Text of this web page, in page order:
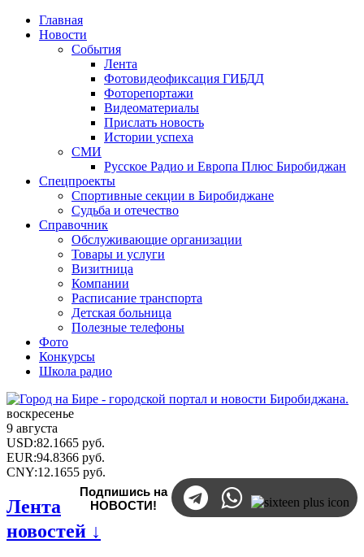
Главная
Новости
События
Лента
Фотовидеофиксация ГИБДД
Фоторепортажи
Видеоматериалы
Прислать новость
Истории успеха
СМИ
Русское Радио и Европа Плюс Биробиджан
Спецпроекты
Спортивные секции в Биробиджане
Судьба и отечество
Справочник
Обслуживающие организации
Товары и услуги
Визитница
Компании
Расписание транспорта
Детская больница
Полезные телефоны
Фото
Конкурсы
Школа радио
воскресенье
9 августа
USD:82.1665 руб.
EUR:94.8366 руб.
CNY:12.1655 руб.
Подпишись на
НОВОСТИ!
Лента
новостей ↓